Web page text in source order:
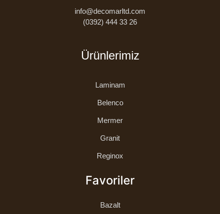
info@decomarltd.com
(0392) 444 33 26
Ürünlerimiz
Laminam
Belenco
Mermer
Granit
Reginox
Favoriler
Bazalt